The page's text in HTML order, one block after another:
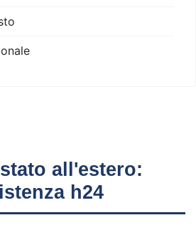
all'estero:
h24